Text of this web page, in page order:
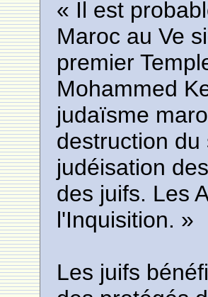
« Il est
Maroc au Ve
premier
Mohammed
judaïsme
destruction
judéisation
des juifs. Les
l'Inquisition. »
Les juifs